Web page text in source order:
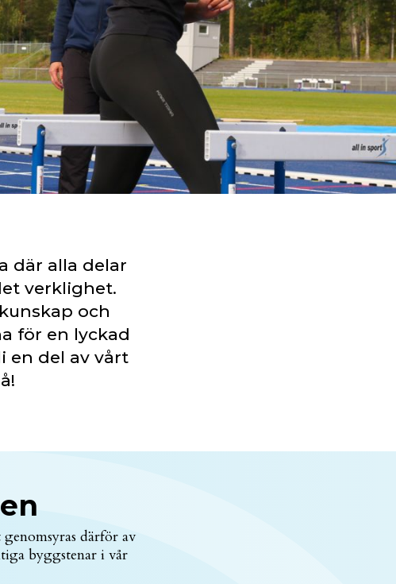
där alla delar
verklighet.
och
för en lyckad
en del av vårt
därför av
byggstenar i vår